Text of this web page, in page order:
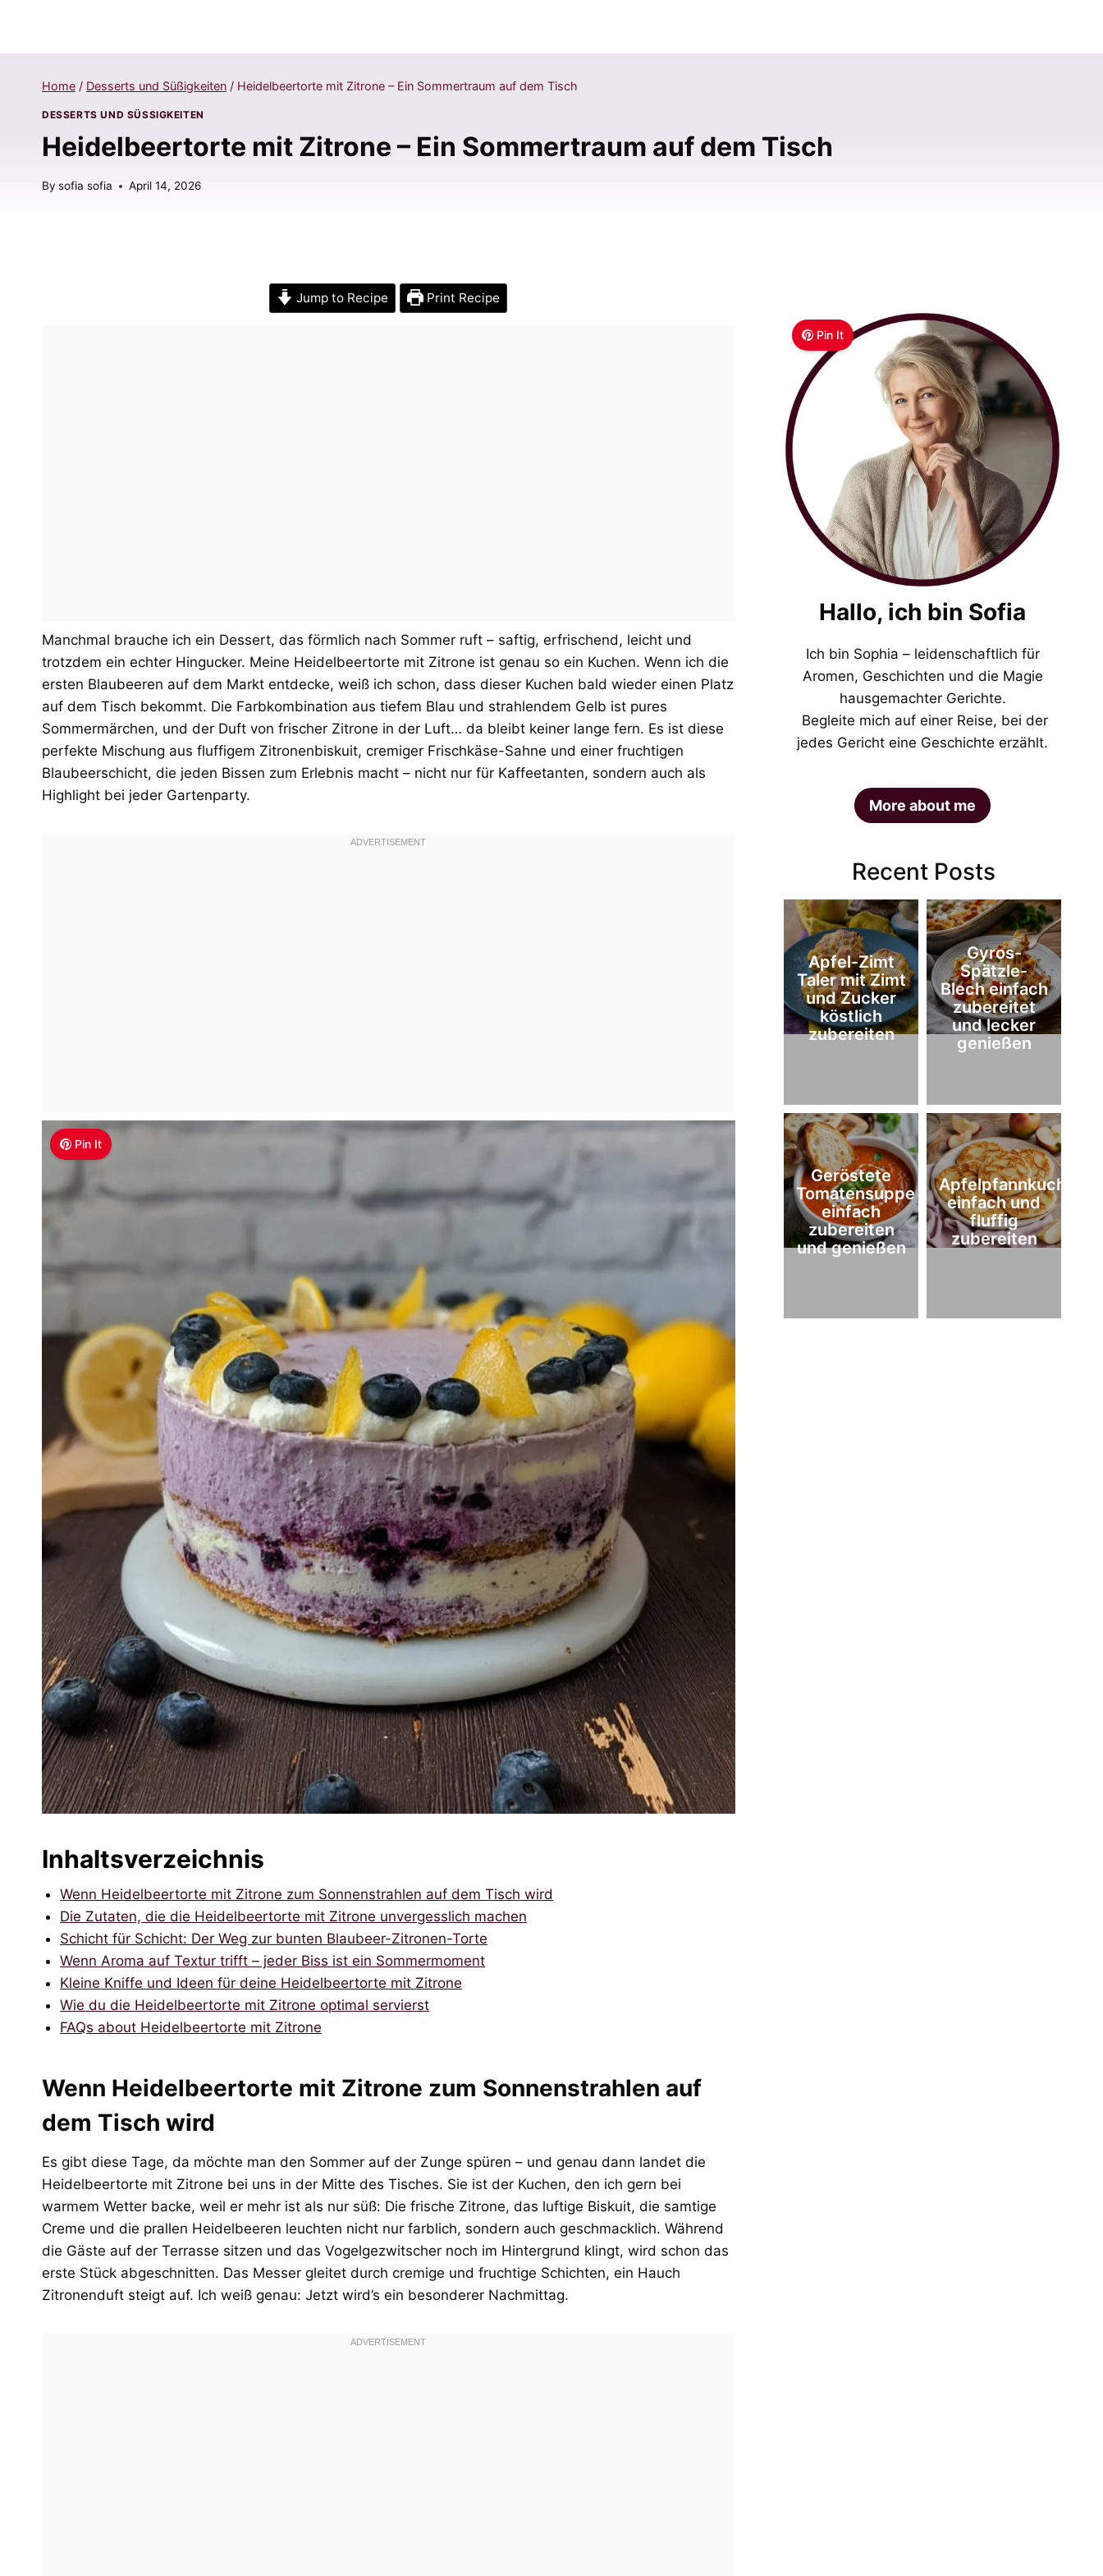
Home / Desserts und Süßigkeiten / Heidelbeertorte mit Zitrone – Ein Sommertraum auf dem Tisch
DESSERTS UND SÜSSIGKEITEN
Heidelbeertorte mit Zitrone – Ein Sommertraum auf dem Tisch
By sofia sofia April 14, 2026
Jump to Recipe Print Recipe
Manchmal brauche ich ein Dessert, das förmlich nach Sommer ruft – saftig, erfrischend, leicht und
trotzdem ein echter Hingucker. Meine Heidelbeertorte mit Zitrone ist genau so ein Kuchen. Wenn ich die
ersten Blaubeeren auf dem Markt entdecke, weiß ich schon, dass dieser Kuchen bald wieder einen Platz
auf dem Tisch bekommt. Die Farbkombination aus tiefem Blau und strahlendem Gelb ist pures
Sommermärchen, und der Duft von frischer Zitrone in der Luft… da bleibt keiner lange fern. Es ist diese
perfekte Mischung aus fluffigem Zitronenbiskuit, cremiger Frischkäse-Sahne und einer fruchtigen
Blaubeerschicht, die jeden Bissen zum Erlebnis macht – nicht nur für Kaffeetanten, sondern auch als
Highlight bei jeder Gartenparty.
Pin It
Inhaltsverzeichnis
Wenn Heidelbeertorte mit Zitrone zum Sonnenstrahlen auf dem Tisch wird
Die Zutaten, die die Heidelbeertorte mit Zitrone unvergesslich machen
Schicht für Schicht: Der Weg zur bunten Blaubeer-Zitronen-Torte
Wenn Aroma auf Textur trifft – jeder Biss ist ein Sommermoment
Kleine Kniffe und Ideen für deine Heidelbeertorte mit Zitrone
Wie du die Heidelbeertorte mit Zitrone optimal servierst
FAQs about Heidelbeertorte mit Zitrone
Wenn Heidelbeertorte mit Zitrone zum Sonnenstrahlen auf
dem Tisch wird
Es gibt diese Tage, da möchte man den Sommer auf der Zunge spüren – und genau dann landet die
Heidelbeertorte mit Zitrone bei uns in der Mitte des Tisches. Sie ist der Kuchen, den ich gern bei
warmem Wetter backe, weil er mehr ist als nur süß: Die frische Zitrone, das luftige Biskuit, die samtige
Creme und die prallen Heidelbeeren leuchten nicht nur farblich, sondern auch geschmacklich. Während
die Gäste auf der Terrasse sitzen und das Vogelgezwitscher noch im Hintergrund klingt, wird schon das
erste Stück abgeschnitten. Das Messer gleitet durch cremige und fruchtige Schichten, ein Hauch
Zitronenduft steigt auf. Ich weiß genau: Jetzt wird’s ein besonderer Nachmittag.
Pin It
Hallo, ich bin Sofia
Ich bin Sophia – leidenschaftlich für
Aromen, Geschichten und die Magie
hausgemachter Gerichte.
Begleite mich auf einer Reise, bei der
jedes Gericht eine Geschichte erzählt.
More about me
Recent Posts
Apfel-Zimt
Taler mit Zimt
und Zucker
köstlich
zubereiten
Gyros-
Spätzle-
Blech einfach
zubereitet
und lecker
genießen
Geröstete
Tomatensuppe
einfach
zubereiten
und genießen
Apfelpfannkuchen
einfach und
fluffig
zubereiten